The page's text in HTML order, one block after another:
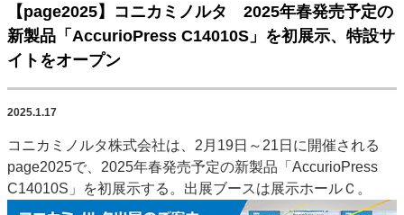
TOP
新着記事
動画コンテンツ
インタビュー
コレクション
新商品
ポストプレス
市場・統計
人事・移転・異動・訃報
特集記事カテゴリー一覧
【page2025】コニカミノルタ 2025年春発売予定の​
新​​製品「AccurioPress C14010S」を初展示、特設サ
イトをオープン
2025.1.17
コニカミノルタ株式会社は、2月19日～21日に開催される
page2025で、2025年春発売予定の​新​​製品「AccurioPress
C14010S」を初展示する。出展ブースは展示ホールＣ。